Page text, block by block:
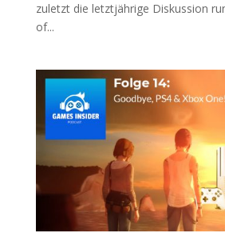
zuletzt die letztjährige Diskussion
of...